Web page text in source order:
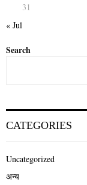
31
« Jul
Search
CATEGORIES
Uncategorized
अन्य